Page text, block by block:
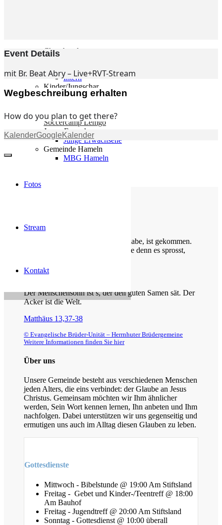
Churchtools
Jugend Home
Intern
Kinder/Jungschar
Gott in deinem Alltag
Freizeiten 2026
Soccercamp Lemgo
Junge Erwachsene
Junge Erwachsene
Gemeinde Hameln
MBG Hameln
Fotos
Stream
Kontakt
Event Details
mit Br. Beat Abry – Live+RVT-Stream
Wegbeschreibung erhalten
How do you plan to get there?
KalenderGoogleKalender
Siehe, was ich früher verkündigt habe, ist gekommen.
So verkündige ich auch Neues; ehe denn es sprosst,
Jesaja 42,9
Der Menschensohn ist’s, der den guten Samen sät. Der
Acker ist die Welt.
Matthäus 13,37-38
© Evangelische Brüder-Unität – Herrnhuter Brüdergemeine
Weitere Informationen finden Sie hier
Über uns
Unsere Gemeinde besteht aus verschiedenen Menschen
jeden Alters, die eins verbindet: der Glaube an Jesus
Christus. Gemeinsam möchten wir Ihm ähnlicher
werden, Sein Wort kennen lernen, Ihn anbeten und Ihm
nachfolgen. Dabei unterstützen wir uns gegenseitig und
ermutigen uns auch im Alltag diesen Glauben zu leben.
Gottesdienste
Mittwoch - Bibelstunde @ 19:00 Am Stiftsland
Freitag - Gebet und Kinder-/Teentreff @ 18:00
Am Bauhof
Freitag - Jugendtreff @ 20:00 Am Stiftsland
Sonntag - Gottesdienst @ 10:00 überall